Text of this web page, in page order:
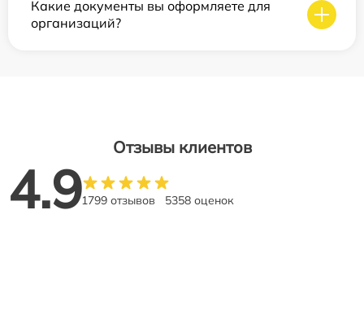
Какие документы вы оформляете для
организаций?
Отзывы клиентов
4.91799 отзывов 5358 оценок